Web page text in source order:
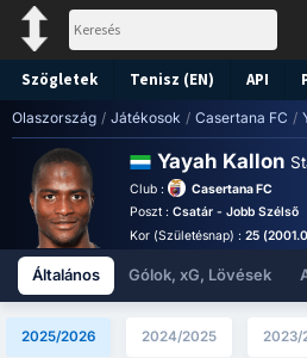
Szögletek Tenisz (EN) API
Olaszország / Játékosok / Casertana FC /
Yayah Kallon
Club :
Casertana FC
Poszt : Csatár - Jobb Szélső
Kor (Születésnap) : 25
Általános Gólok, xG, Lövések
2025/2026 2024/2025 2023/